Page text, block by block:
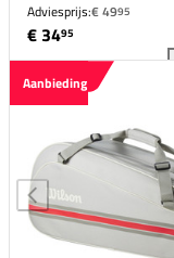
Adviesprijs:€ 4995
€ 3495
Aanbieding